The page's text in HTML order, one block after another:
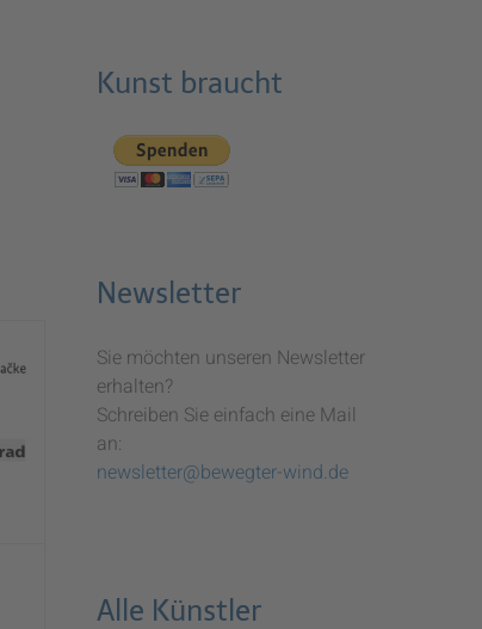
Kunst braucht
Newsletter
Sie möchten unseren Newsletter
erhalten?
Schreiben Sie einfach eine Mail
an:
newsletter@bewegter-wind.de
Alle Künstler